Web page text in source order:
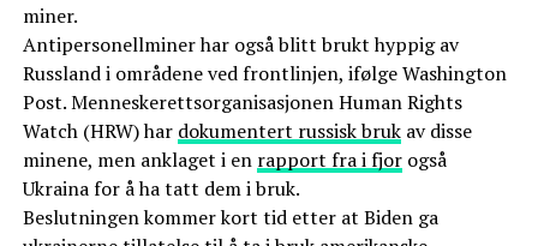
miner.
Antipersonellminer har også blitt brukt hyppig av
Russland i områdene ved frontlinjen, ifølge Washington
Post. Menneskerettsorganisasjonen Human Rights
Watch (HRW) har dokumentert russisk brukav disse
minene, men anklaget i en rapport fra i fjorogså
Ukraina for å ha tatt dem i bruk.
Beslutningen kommer kort tid etter at Biden ga